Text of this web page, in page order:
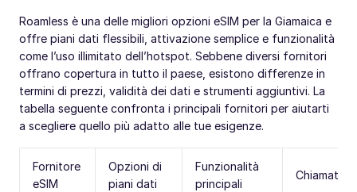
Roamless è una delle migliori opzioni eSIM per la Giamaica e
offre piani dati flessibili, attivazione semplice e funzionalità
come l’uso illimitato dell’hotspot. Sebbene diversi fornitori
offrano copertura in tutto il paese, esistono differenze in
termini di prezzi, validità dei dati e strumenti aggiuntivi. La
tabella seguente confronta i principali fornitori per aiutarti
a scegliere quello più adatto alle tue esigenze.
Fornitore
eSIM
Opzioni di
piani dati
Funzionalità
principali
Chiamate/